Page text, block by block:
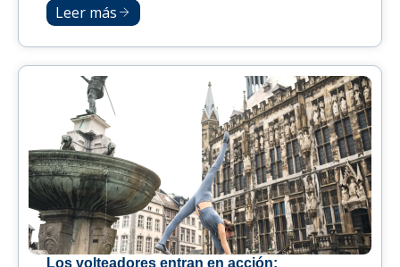
Leer más
Los volteadores entran en acción: